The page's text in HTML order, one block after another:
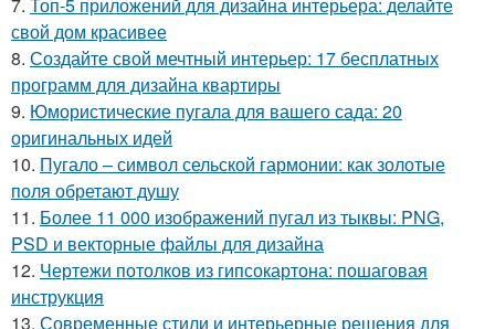
7. Топ-5 приложений для дизайна интерьера: делайте
свой дом красивее
8. Создайте свой мечтный интерьер: 17 бесплатных
программ для дизайна квартиры
9. Юмористические пугала для вашего сада: 20
оригинальных идей
10. Пугало – символ сельской гармонии: как золотые
поля обретают душу
11. Более 11 000 изображений пугал из тыквы: PNG,
PSD и векторные файлы для дизайна
12. Чертежи потолков из гипсокартона: пошаговая
инструкция
13. Современные стили и интерьерные решения для